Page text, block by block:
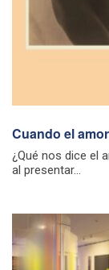
Cuando el
¿Qué nos dice el
al presentar...